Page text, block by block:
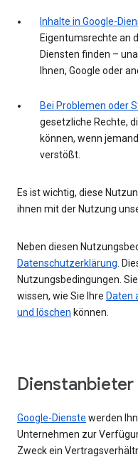
Inhalte in Google-
Eigentumsrechte an
Diensten finden –
Ihnen, Google oder
Bei Problemen oder
gesetzliche Rechte,
können, wenn
verstößt.
Es ist wichtig, diese
ihnen mit der Nutzung
Neben diesen
Datenschutzerklärung.
Nutzungsbedingungen.
wissen, wie Sie Ihre Daten
und löschen können.
Dienstanbieter
Google-Dienste werden
Unternehmen zur
Zweck ein